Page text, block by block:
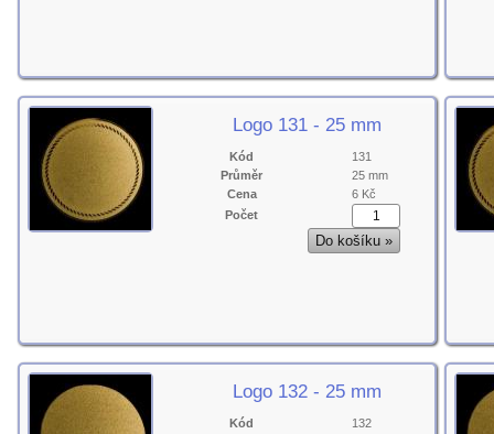
Logo 131 - 25 mm
Kód
131
Průměr
25 mm
Cena
6 Kč
Počet
Logo 132 - 25 mm
Kód
132